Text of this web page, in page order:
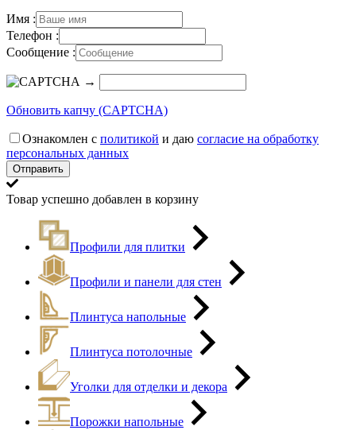
Имя :
Телефон :
Сообщение :
→
Обновить капчу (CAPTCHA)
Ознакомлен с политикой и даю согласие на обработку
персональных данных
Товар успешно добавлен в корзину
Профили для плитки
Профили и панели для стен
Плинтуса напольные
Плинтуса потолочные
Уголки для отделки и декора
Порожки напольные